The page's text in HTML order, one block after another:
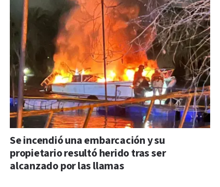
Se incendió una embarcación y su
propietario resultó herido tras ser
alcanzado por las llamas